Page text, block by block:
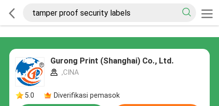
Gurong Print (Shanghai) Co., Ltd.
,CINA
5.0 Diverifikasi pemasok